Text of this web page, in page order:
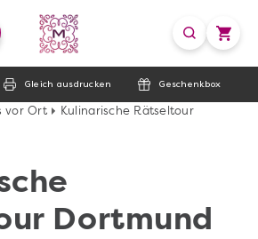
Gleich ausdrucken Geschenkbox
vor Ort
Kulinarische Rätseltour
Dortmund